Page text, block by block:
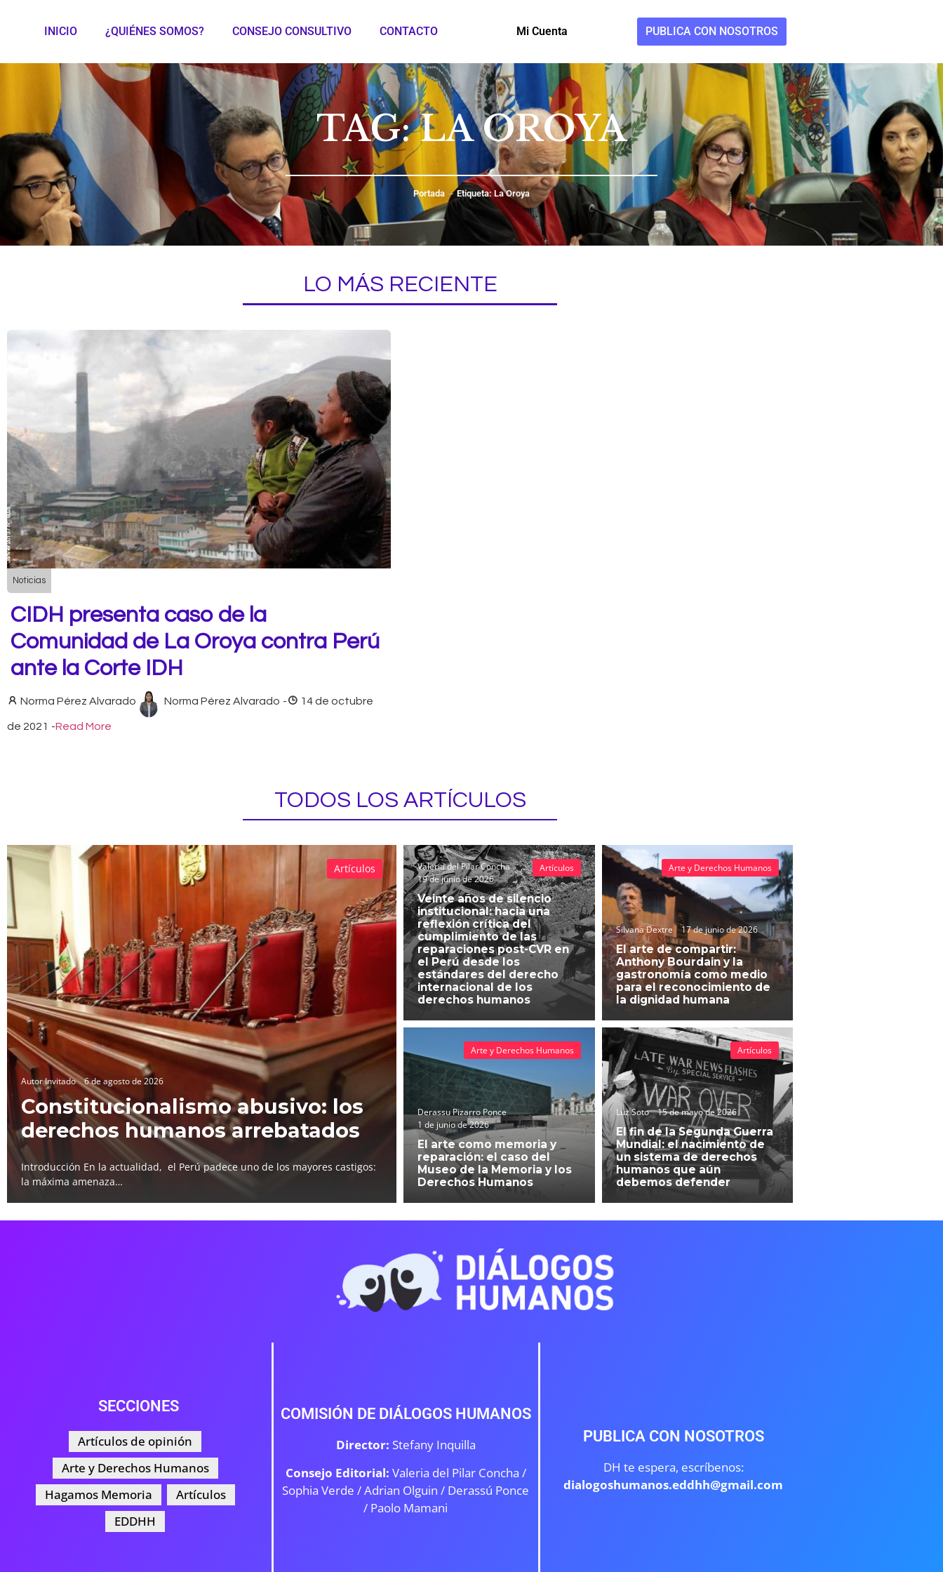
INICIO ¿QUIÉNES SOMOS? CONSEJO CONSULTIVO CONTACTO Mi Cuenta PUBLICA CON NOSOTROS
TAG: LA OROYA
Portada Etiqueta: La Oroya
LO MÁS RECIENTE
Noticias
CIDH presenta caso de la
Comunidad de La Oroya contra Perú
ante la Corte IDH
Norma Pérez Alvarado Norma Pérez Alvarado - 14 de octubre
de 2021 -Read More
TODOS LOS ARTÍCULOS
Autor Invitado 6 de agosto de 2026
Constitucionalismo abusivo: los
derechos humanos arrebatados
Introducción En la actualidad, el Perú padece uno de los mayores castigos:
la máxima amenaza…
Artículos
Valeria del Pilar Concha
19 de junio de 2026
Veinte años de silencio
institucional: hacia una
reflexión crítica del
cumplimiento de las
reparaciones post-CVR en
el Perú desde los
estándares del derecho
internacional de los
derechos humanos
Artículos
Silvana Dextre 17 de junio de 2026
El arte de compartir:
Anthony Bourdain y la
gastronomía como medio
para el reconocimiento de
la dignidad humana
Arte y Derechos Humanos
Derassu Pizarro Ponce
1 de junio de 2026
El arte como memoria y
reparación: el caso del
Museo de la Memoria y los
Derechos Humanos
Arte y Derechos Humanos
Luz Soto 15 de mayo de 2026
El fin de la Segunda Guerra
Mundial: el nacimiento de
un sistema de derechos
humanos que aún
debemos defender
Artículos
SECCIONES
Artículos de opinión
Arte y Derechos Humanos
Hagamos Memoria
Artículos
EDDHH
COMISIÓN DE DIÁLOGOS HUMANOS
Director: Stefany Inquilla
Consejo Editorial: Valeria del Pilar Concha /
Sophia Verde /Adrian Olguin / Derassú Ponce
/ Paolo Mamani
PUBLICA CON NOSOTROS
DH te espera, escríbenos:
dialogoshumanos.eddhh@gmail.com